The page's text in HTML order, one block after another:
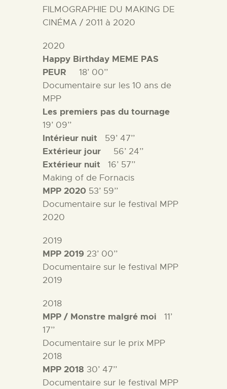
FILMOGRAPHIE DU MAKING DE
CINÉMA / 2011 à 2020
2020
Happy Birthday MEME PAS
PEUR
18’ 00’’
Documentaire sur les 10 ans de
MPP
Les premiers pas du tournage
19’ 09’’
Intérieur nuit
59’ 47’’
Extérieur jour
56’ 24’’
Extérieur nuit
16’ 57’’
Making of de Fornacis
MPP 2020 53’ 59’’
Documentaire sur le festival MPP
2020
2019
MPP 2019 23’ 00’’
Documentaire sur le festival MPP
2019
2018
MPP / Monstre malgré moi
11’
17’’
Documentaire sur le prix MPP
2018
MPP 2018 30’ 47’’
Documentaire sur le festival MPP